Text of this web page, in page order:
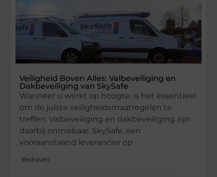
Veiligheid Boven Alles: Valbeveiliging en
Dakbeveiliging van SkySafe
Wanneer u werkt op hoogte, is het essentieel
om de juiste veiligheidsmaatregelen te
treffen. Valbeveiliging en dakbeveiliging zijn
daarbij onmisbaar. SkySafe, een
vooraanstaand leverancier op
Bedrijven